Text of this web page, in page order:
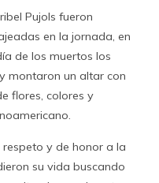
Pujols fueron
en la jornada, en
de los muertos los
montaron un altar con
flores, colores y
respeto y de honor a la
su vida buscando